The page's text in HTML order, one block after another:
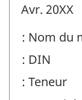
Avr. 20XX
: Nom du
: DIN
: Teneur